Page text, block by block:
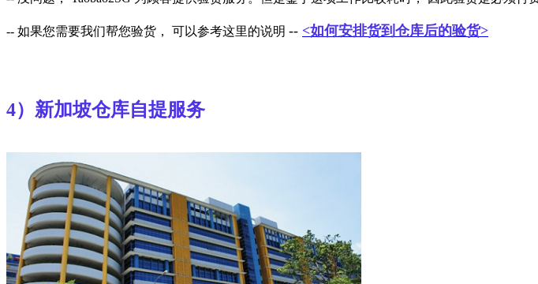
-- 如果您需要我们帮您验货， 可以参考这里的说明 -- <如何安排货到仓库后的验货>
4）新加坡仓库自提服务